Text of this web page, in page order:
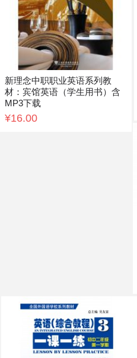
新理念中职职业英语系列教
材：宾馆英语（学生用书）含
MP3下载
¥16.00